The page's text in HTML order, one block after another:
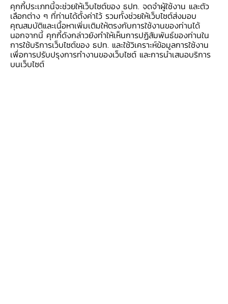
รถยนต์
การเข้ามาของค่ายรถยนต์ไฟฟ้าจากจีนพร้อมกับ
กลยุทธ์ลดราคาตั้งแต่ต้นเทศปี 2567 กดดันให้
รถยนต์สันดาปและไฮบริดต้องลดราคา กลายเป็น
สงครามราคารถยนต์ที่ส่งผลกระทบต่ออุตสาหกรรม
คุกกี้ประเภทนี้จะช่วยให้เว็บไซต์ของ ธปท. จดจำผู้ใช้งาน และตัว
เลือกต่าง ๆ ที่ท่านได้ตั้งค่าไว้ รวมทั้งช่วยให้เว็บไซต์ส่งมอบ
คุณสมบัติและเนื้อหาเพิ่มเติมให้ตรงกับการใช้งานของท่านได้
นอกจากนี้ คุกกี้ดังกล่าวยังทำให้เห็นการปฏิสัมพันธ์ของท่านใน
การใช้บริการเว็บไซต์ของ ธปท. และใช้วิเคราะห์ข้อมูลการใช้งาน
เพื่อการปรับปรุงการทำงานของเว็บไซต์ และการนำเสนอบริการ
บนเว็บไซต์